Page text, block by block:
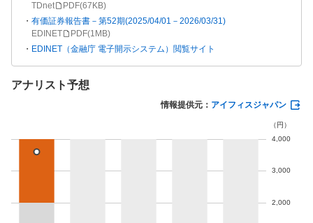
TDnet
PDF(67KB)
有価証券報告書－第52期(2025/04/01－2026/03/31)
EDINET
PDF(1MB)
EDINET（金融庁 電子開示システム）閲覧サイト
アナリスト予想
情報提供元： アイフィスジャパン